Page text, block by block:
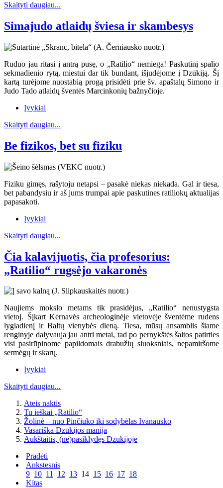
Skaityti daugiau...
Simajudo atlaidų šviesa ir skambesys
Ruduo jau ritasi į antrą pusę, o „Ratilio“ nemiega! Paskutinį spalio
sekmadienio rytą, miestui dar tik bundant, išjudėjome į Dzūkiją. Šį
kartą turėjome nuostabią progą prisidėti prie šv. apaštalų Simono ir
Judo Tado atlaidų šventės Marcinkonių bažnyčioje.
Įvykiai
Skaityti daugiau...
Be fizikos, bet su fiziku
Fiziku gimęs, rašytoju netapsi – pasakė niekas niekada. Gal ir tiesa,
bet pabandysiu ir aš jums trumpai apie paskutines ratiliokų aktualijas
papasakoti.
Įvykiai
Skaityti daugiau...
Čia kalavijuotis, čia profesorius:
„Ratilio“ rugsėjo vakaronės
Naujiems mokslo metams tik prasidėjus, „Ratilio“ nenustygsta
vietoj. Šįkart Kernavės archeologinėje vietovėje šventėme rudens
lygiadienį ir Baltų vienybės dieną. Tiesa, mūsų ansamblis šiame
renginyje dalyvauja jau antri metai, tad po pernykštės šaltos patirties
visi pasirūpinome papildomais drabužių sluoksniais, nepamiršome
sermėgų ir skarų.
Įvykiai
Skaityti daugiau...
Ateis naktis
Tu ieškai „Ratilio“
Žolinė – nuo Pinčiuko iki sodybėlas Ivanausko
Vasariška Dzūkijos manija
Aukštaitis, (ne)pasiklydęs Dzūkijoje
Pradėti
Ankstesnis
9 10 11 12 13 14 15 16 17 18
Kitas